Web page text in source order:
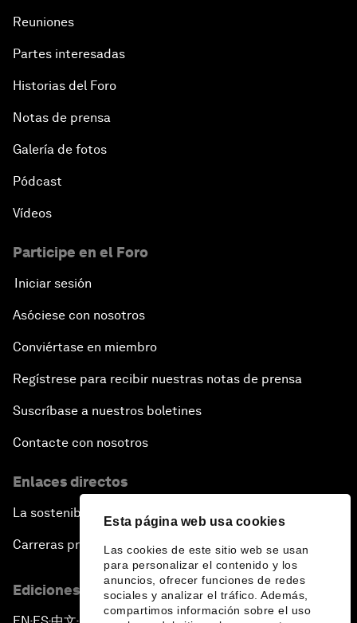
Esta página web usa cookies
Las cookies de este sitio web se usan
para personalizar el contenido y los
anuncios, ofrecer funciones de redes
sociales y analizar el tráfico. Además,
compartimos información sobre el uso
Reuniones
Partes interesadas
Historias del Foro
Notas de prensa
Galería de fotos
Pódcast
Vídeos
Participe en el Foro
Iniciar sesión
Asóciese con nosotros
Conviértase en miembro
Regístrese para recibir nuestras notas de prensa
Suscríbase a nuestros boletines
Contacte con nosotros
Enlaces directos
La sostenibilidad en el Foro
Carreras profesionales
Ediciones en otros idiomas
▪ ▪ ▪